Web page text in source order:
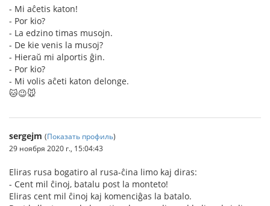
- Mi aĉetis katon!
- Por kio?
- La edzino timas musojn.
- De kie venis la musoj?
- Hieraŭ mi alportis ĝin.
- Por kio?
- Mi volis aĉeti katon delonge.
🐱😉🐭
sergejm (Показать профиль)
29 ноября 2020 г., 15:04:43
Eliras rusa bogatiro al rusa-ĉina limo kaj diras:
- Cent mil ĉinoj, batalu post la monteto!
Eliras cent mil ĉinoj kaj komenciĝas la batalo.